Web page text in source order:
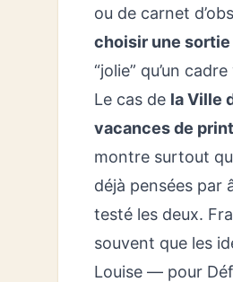
ou de carnet
choisir une
“jolie” qu’un
Le cas de la Ville
vacances de
montre surtout
déjà pensées par
testé les deux.
souvent que les
Louise — pour